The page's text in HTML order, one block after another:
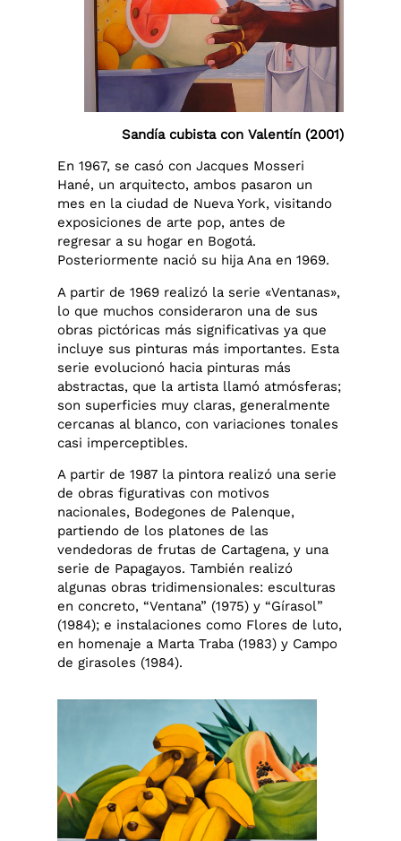
Sandía cubista con Valentín (2001)
En 1967, se casó con Jacques Mosseri
Hané, un arquitecto, ambos pasaron un
mes en la ciudad de Nueva York, visitando
exposiciones de arte pop, antes de
regresar a su hogar en Bogotá.
Posteriormente nació su hija Ana en 1969.
A partir de 1969 realizó la serie «Ventanas»,
lo que muchos consideraron una de sus
obras pictóricas más significativas ya que
incluye sus pinturas más importantes. Esta
serie evolucionó hacia pinturas más
abstractas, que la artista llamó atmósferas;
son superficies muy claras, generalmente
cercanas al blanco, con variaciones tonales
casi imperceptibles.
A partir de 1987 la pintora realizó una serie
de obras figurativas con motivos
nacionales, Bodegones de Palenque,
partiendo de los platones de las
vendedoras de frutas de Cartagena, y una
serie de Papagayos. También realizó
algunas obras tridimensionales: esculturas
en concreto, “Ventana” (1975) y “Gírasol”
(1984); e instalaciones como Flores de luto,
en homenaje a Marta Traba (1983) y Campo
de girasoles (1984).